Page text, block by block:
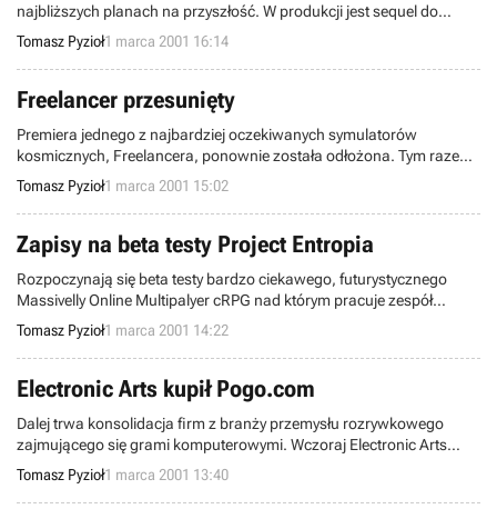
najbliższych planach na przyszłość. W produkcji jest sequel do
popularnej symulacji paintballa - Paintball Heroes 2, który rzecz
jasna ma być jeszcze lepszy niż oryginał.
Tomasz Pyzioł1 marca 2001 16:14
Freelancer przesunięty
Premiera jednego z najbardziej oczekiwanych symulatorów
kosmicznych, Freelancera, ponownie została odłożona. Tym razem
super produkcję z Digital Anvil przesunięto na wiosnę 2002 roku,
czyli aż o pół roku.
Tomasz Pyzioł1 marca 2001 15:02
Zapisy na beta testy Project Entropia
Rozpoczynają się beta testy bardzo ciekawego, futurystycznego
Massivelly Online Multipalyer cRPG nad którym pracuje zespół
MindArk. Project Entropia jest tym ciekawszą propozycją, że
możliwość późniejszej gry będzie całkowicie za darmo.
Tomasz Pyzioł1 marca 2001 14:22
Electronic Arts kupił Pogo.com
Dalej trwa konsolidacja firm z branży przemysłu rozrywkowego
zajmującego się grami komputerowymi. Wczoraj Electronic Arts
ogłosił przejęcie Pogo.com, jednego z największych serwisów z
grami i zabawami online przeznaczonych dla całej rodziny.
Tomasz Pyzioł1 marca 2001 13:40